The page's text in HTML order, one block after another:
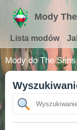
Mody
Lista modów
Mody do The